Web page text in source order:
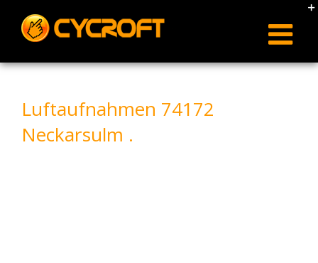
content
Luftaufnahmen 74172
Neckarsulm .